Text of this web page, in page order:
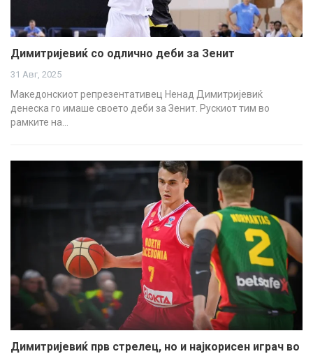
Димитријевиќ со одлично деби за Зенит
31 Авг, 2025
Македонскиот репрезентативец Ненад Димитријевиќ
денеска го имаше своето деби за Зенит. Рускиот тим во
рамките на…
Димитријевиќ прв стрелец, но и најкорисен играч во